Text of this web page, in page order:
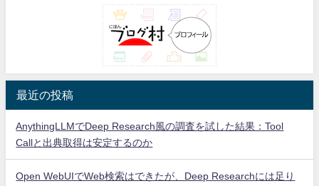
最近の投稿
AnythingLLMでDeep Research風の調査を試した結果：Tool
Callと出典取得は安定するのか
Open WebUIでWeb検索はできたが、Deep Researchには足り